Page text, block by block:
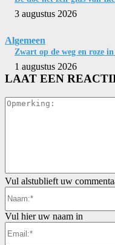
3 augustus 2026
Algemeen
Zwart op de weg en roze
1 augustus 2026
LAAT EEN
Vul alstublieft uw
Vul hier uw naam in